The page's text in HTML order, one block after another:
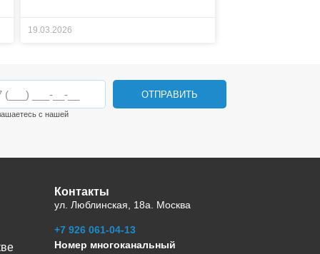
19.03.2026
ОТПРАВИТЬ
с нашей
Контакты
ул. Люблинская, 18а. Москва
+7 926 061-04-13
Номер многоканальный